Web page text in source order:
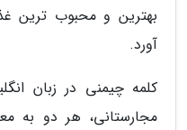
بهترین و محبوب ترین
آورد.
مجارستانی، هر دو به